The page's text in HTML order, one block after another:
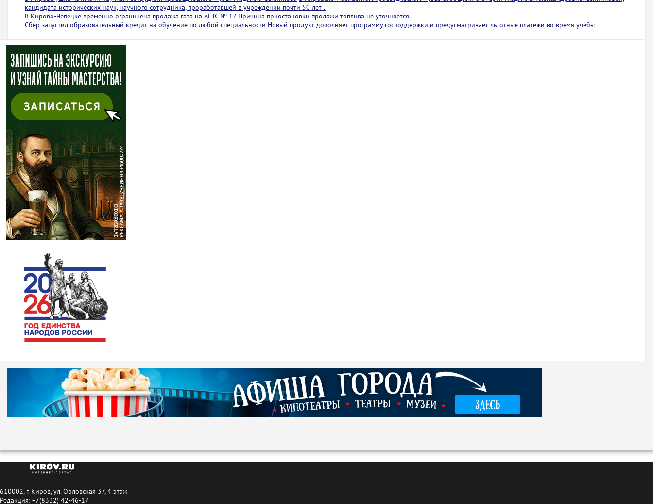
кандидата исторических наук, научного сотрудника, проработавшей в учреждении почти 50 лет .
В Кирово-Чепецке временно ограничена продажа газа на АГЗС № 17 Причина приостановки продажи топлива не уточняется.
Сбер запустил образовательный кредит на обучение по любой специальности Новый продукт дополняет программу господдержки и предусматривает льготные платежи во время учёбы
610002, г. Киров, ул. Орловская 37, 4 этаж
Редакция: +7(8332) 42-46-17